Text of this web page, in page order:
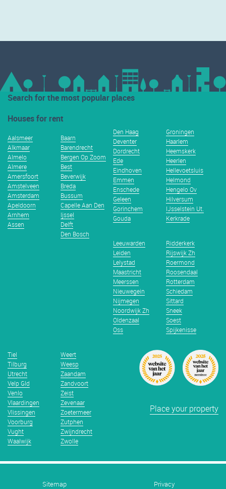
Search for the most popular places
Houses for rent
Aalsmeer
Alkmaar
Almelo
Almere
Amersfoort
Amstelveen
Amsterdam
Apeldoorn
Arnhem
Assen
Baarn
Barendrecht
Bergen Op Zoom
Best
Beverwijk
Breda
Bussum
Capelle Aan Den
Ijssel
Delft
Den Bosch
Den Haag
Deventer
Dordrecht
Ede
Eindhoven
Emmen
Enschede
Geleen
Gorinchem
Gouda
Groningen
Haarlem
Heemskerk
Heerlen
Hellevoetsluis
Helmond
Hengelo Ov
Hilversum
IJsselstein Ut.
Kerkrade
Leeuwarden
Leiden
Lelystad
Maastricht
Meerssen
Nieuwegein
Nijmegen
Noordwijk Zh
Oldenzaal
Oss
Ridderkerk
Rijswijk Zh
Roermond
Roosendaal
Rotterdam
Schiedam
Sittard
Sneek
Soest
Spijkenisse
Tiel
Tilburg
Utrecht
Velp Gld
Venlo
Vlaardingen
Vlissingen
Voorburg
Vught
Waalwijk
Weert
Weesp
Zaandam
Zandvoort
Zeist
Zevenaar
Zoetermeer
Zutphen
Zwijndrecht
Zwolle
Place your property
Sitemap Privacy